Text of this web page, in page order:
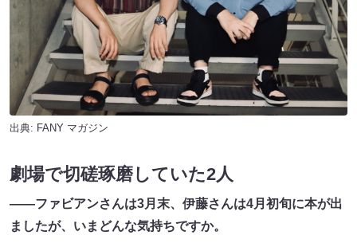
出典: FANY マガジン
劇場で切磋琢磨していた2人
――ファビアンさんは3月末、伊藤さんは4月初旬に本が出
ましたが、いまどんな気持ちですか。